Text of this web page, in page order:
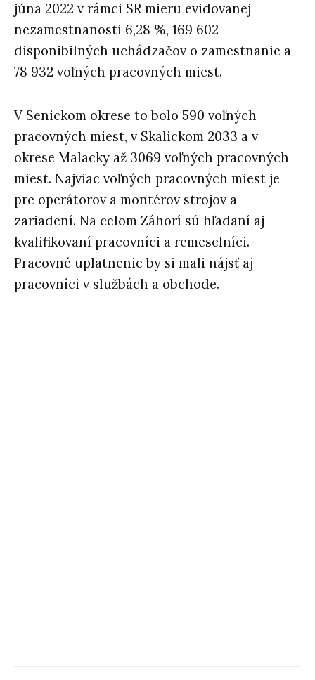
júna 2022 v rámci SR mieru evidovanej
nezamestnanosti 6,28 %, 169 602
disponibilných uchádzačov o zamestnanie a
78 932 voľných pracovných miest.
V Senickom okrese to bolo 590 voľných
pracovných miest, v Skalickom 2033 a v
okrese Malacky až 3069 voľných pracovných
miest. Najviac voľných pracovných miest je
pre operátorov a montérov strojov a
zariadení. Na celom Záhorí sú hľadaní aj
kvalifikovaní pracovníci a remeselníci.
Pracovné uplatnenie by si mali nájsť aj
pracovníci v službách a obchode.